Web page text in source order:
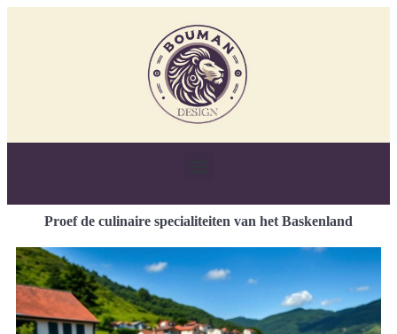
Proef de culinaire specialiteiten van het Baskenland